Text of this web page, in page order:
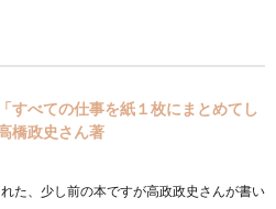
すべての仕事を紙１枚にまとめてし
橋政史さん著
た、少し前の本ですが高政政史さんが書い